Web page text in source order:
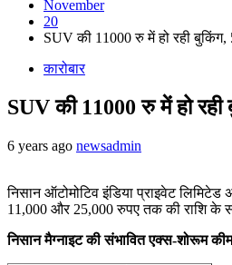
November
20
SUV की 11000 रु में हो रही
कारोबार
SUV की 11000 रु में हो
6 years ago newsadmin
निसान ऑटोमोटिव इंडिया प्राइवेट
11,000 और 25,000 रुपए तक की राशि के
निसान मैग्नाइट की संभावित एक्स-शोरूम